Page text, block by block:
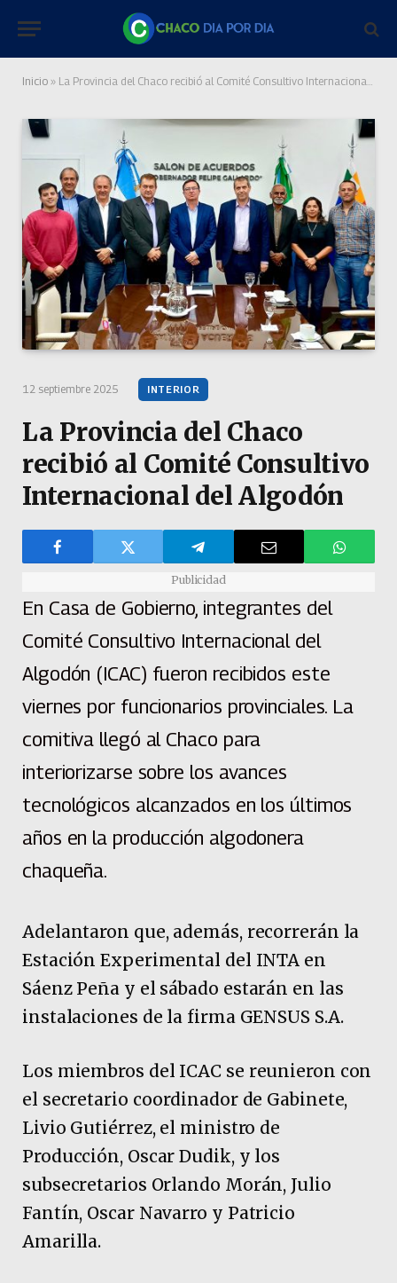
Inicio » La Provincia del Chaco recibió al Comité Consultivo Internacional del Algodón
12 septiembre 2025 INTERIOR
La Provincia del Chaco
recibió al Comité Consultivo
Internacional del Algodón
Publicidad
En Casa de Gobierno, integrantes del
Comité Consultivo Internacional del
Algodón (ICAC) fueron recibidos este
viernes por funcionarios provinciales. La
comitiva llegó al Chaco para
interiorizarse sobre los avances
tecnológicos alcanzados en los últimos
años en la producción algodonera
chaqueña.
Adelantaron que, además, recorrerán la
Estación Experimental del INTA en
Sáenz Peña y el sábado estarán en las
instalaciones de la firma GENSUS S.A.
Los miembros del ICAC se reunieron con
el secretario coordinador de Gabinete,
Livio Gutiérrez, el ministro de
Producción, Oscar Dudik, y los
subsecretarios Orlando Morán, Julio
Fantín, Oscar Navarro y Patricio
Amarilla.